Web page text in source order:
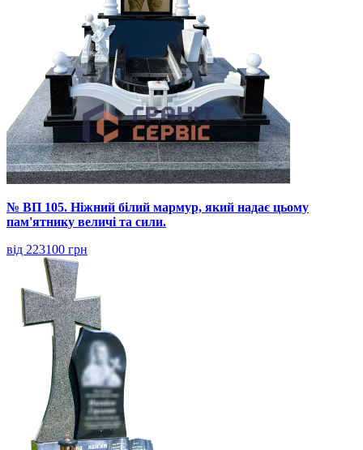
№ ВП 105. Ніжний білий мармур, який надає цьому
пам'ятнику величі та сили.
від 223100 грн